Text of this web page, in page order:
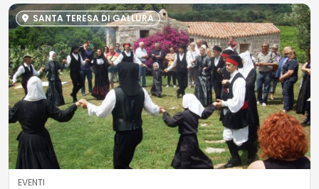
SANTA TERESA DI GALLURA
EVENTI